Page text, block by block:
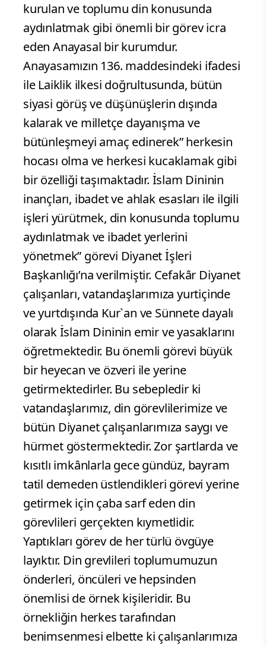
kurulan ve toplumu din konusunda
aydınlatmak gibi önemli bir görev icra
eden Anayasal bir kurumdur.
Anayasamızın 136. maddesindeki ifadesi
ile Laiklik ilkesi doğrultusunda, bütün
siyasi görüş ve düşünüşlerin dışında
kalarak ve milletçe dayanışma ve
bütünleşmeyi amaç edinerek” herkesin
hocası olma ve herkesi kucaklamak gibi
bir özelliği taşımaktadır. İslam Dininin
inançları, ibadet ve ahlak esasları ile ilgili
işleri yürütmek, din konusunda toplumu
aydınlatmak ve ibadet yerlerini
yönetmek” görevi Diyanet İşleri
Başkanlığı’na verilmiştir. Cefakâr Diyanet
çalışanları, vatandaşlarımıza yurtiçinde
ve yurtdışında Kur`an ve Sünnete dayalı
olarak İslam Dininin emir ve yasaklarını
öğretmektedir. Bu önemli görevi büyük
bir heyecan ve özveri ile yerine
getirmektedirler. Bu sebepledir ki
vatandaşlarımız, din görevlilerimize ve
bütün Diyanet çalışanlarımıza saygı ve
hürmet göstermektedir. Zor şartlarda ve
kısıtlı imkânlarla gece gündüz, bayram
tatil demeden üstlendikleri görevi yerine
getirmek için çaba sarf eden din
görevlileri gerçekten kıymetlidir.
Yaptıkları görev de her türlü övgüye
layıktır. Din grevlileri toplumumuzun
önderleri, öncüleri ve hepsinden
önemlisi de örnek kişileridir. Bu
örnekliğin herkes tarafından
benimsenmesi elbette ki çalışanlarımıza